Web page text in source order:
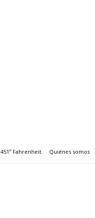
451º Fahrenheit Quiénes somos